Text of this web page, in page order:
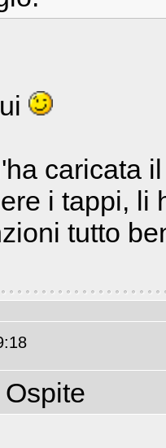
caricata
i tappi, li
tutto
Ospite